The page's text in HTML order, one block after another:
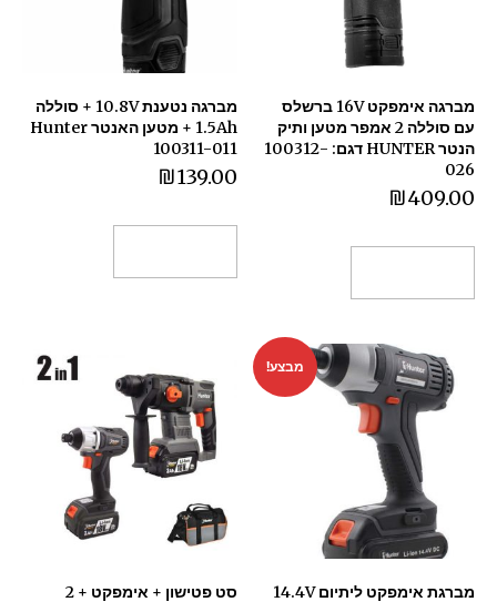
מברגה אימפקט 16V ברשלס
עם סוללה 2 אמפר מטען ותיק
הנטר HUNTER דגם: 100312-
026
₪409.00
מברגה נטענת 10.8V + סוללה
1.5Ah + מטען האנטר Hunter
100311-011
₪139.00
מבצע!
מברגת אימפקט ליתיום 14.4V
סט פטישון + אימפקט + 2